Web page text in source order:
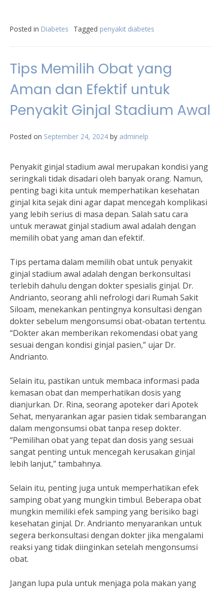
Posted in Diabetes Tagged penyakit diabetes
Tips Memilih Obat yang
Aman dan Efektif untuk
Penyakit Ginjal Stadium Awal
Posted on September 24, 2024 by adminelp
Penyakit ginjal stadium awal merupakan kondisi yang
seringkali tidak disadari oleh banyak orang. Namun,
penting bagi kita untuk memperhatikan kesehatan
ginjal kita sejak dini agar dapat mencegah komplikasi
yang lebih serius di masa depan. Salah satu cara
untuk merawat ginjal stadium awal adalah dengan
memilih obat yang aman dan efektif.
Tips pertama dalam memilih obat untuk penyakit
ginjal stadium awal adalah dengan berkonsultasi
terlebih dahulu dengan dokter spesialis ginjal. Dr.
Andrianto, seorang ahli nefrologi dari Rumah Sakit
Siloam, menekankan pentingnya konsultasi dengan
dokter sebelum mengonsumsi obat-obatan tertentu.
“Dokter akan memberikan rekomendasi obat yang
sesuai dengan kondisi ginjal pasien,” ujar Dr.
Andrianto.
Selain itu, pastikan untuk membaca informasi pada
kemasan obat dan memperhatikan dosis yang
dianjurkan. Dr. Rina, seorang apoteker dari Apotek
Sehat, menyarankan agar pasien tidak sembarangan
dalam mengonsumsi obat tanpa resep dokter.
“Pemilihan obat yang tepat dan dosis yang sesuai
sangat penting untuk mencegah kerusakan ginjal
lebih lanjut,” tambahnya.
Selain itu, penting juga untuk memperhatikan efek
samping obat yang mungkin timbul. Beberapa obat
mungkin memiliki efek samping yang berisiko bagi
kesehatan ginjal. Dr. Andrianto menyarankan untuk
segera berkonsultasi dengan dokter jika mengalami
reaksi yang tidak diinginkan setelah mengonsumsi
obat.
Jangan lupa pula untuk menjaga pola makan yang